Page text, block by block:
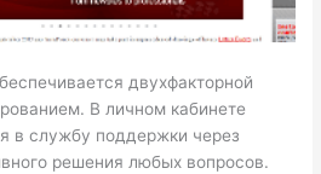
двухфакторной
В личном кабинете
в службу поддержки через
решения любых вопросов.